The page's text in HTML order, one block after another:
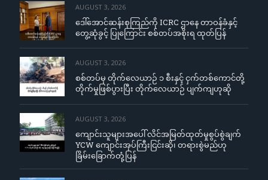
AUGUST 3, 2026
ဒေါ်အောင်ဆန်းစုကြည်ကို ICRC ဌာနေ တာဝန်ခံနှင့်
တွေ့ဆုံခွင့် ပြုကြောင်း စစ်တပ်အစိုးရ ထုတ်ပြန်
AUGUST 3, 2026
စစ်တပ်မှ တိုက်လေယာဉ် ၁ စီးနှင့် ငှက်တစ်ကောင်တို့
တိုက်မှုဖြစ်ပွားပြီး တိုက်လေယာဉ် ပျက်ကျဟုဆို
AUGUST 3, 2026
ကျောင်းသူများအပေါ် လိင်အမြတ်ထုတ်မှုစွပ်စွဲချက်
YCW ကျောင်းအုပ်ကြီးငြင်းဆို၊ တရားစွဲမည်ဟု
ခြိမ်းခြောက်တုံ့ပြန်